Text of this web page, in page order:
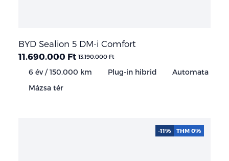
BYD Sealion 5 DM-i Comfort
11.690.000 Ft 13.190.000 Ft
6 év / 150.000 km Plug-in hibrid
Automata
Mázsa tér
-11% THM 0%